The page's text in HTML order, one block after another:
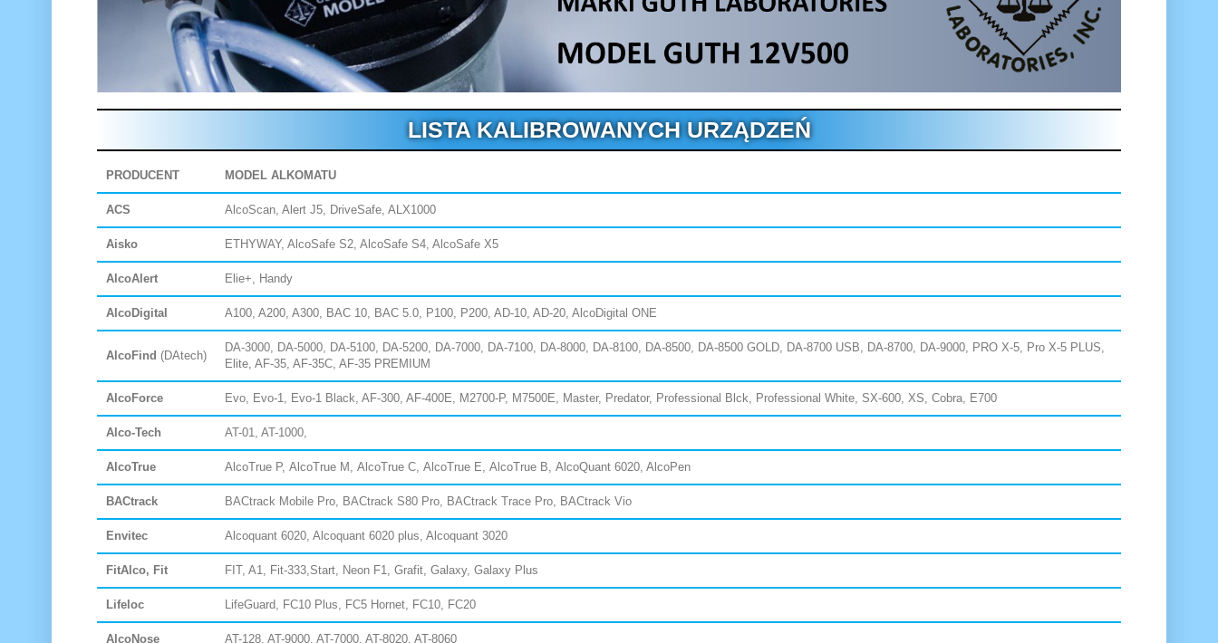
LISTA KALIBROWANYCH URZĄDZEŃ
PRODUCENT MODEL ALKOMATU
ACS AlcoScan, Alert J5, DriveSafe, ALX1000
Aisko ETHYWAY, AlcoSafe S2, AlcoSafe S4, AlcoSafe X5
AlcoAlert Elie+, Handy
AlcoDigital A100, A200, A300, BAC 10, BAC 5.0, P100, P200, AD-10, AD-20, AlcoDigital ONE
AlcoFind (DAtech)
DA-3000, DA-5000, DA-5100, DA-5200, DA-7000, DA-7100, DA-8000, DA-8100, DA-8500, DA-8500 GOLD, DA-8700 USB, DA-8700, DA-9000, PRO X-5, Pro X-5 PLUS,
Elite, AF-35, AF-35C, AF-35 PREMIUM
AlcoForce Evo, Evo-1, Evo-1 Black, AF-300, AF-400E, M2700-P, M7500E, Master, Predator, Professional Blck, Professional White, SX-600, XS, Cobra, E700
Alco-Tech AT-01, AT-1000,
AlcoTrue AlcoTrue P, AlcoTrue M, AlcoTrue C, AlcoTrue E, AlcoTrue B, AlcoQuant 6020, AlcoPen
BACtrack BACtrack Mobile Pro, BACtrack S80 Pro, BACtrack Trace Pro, BACtrack Vio
Envitec Alcoquant 6020, Alcoquant 6020 plus, Alcoquant 3020
FitAlco, Fit FIT, A1, Fit-333,Start, Neon F1, Grafit, Galaxy, Galaxy Plus
Lifeloc LifeGuard, FC10 Plus, FC5 Hornet, FC10, FC20
AlcoNose AT-128, AT-9000, AT-7000, AT-8020, AT-8060